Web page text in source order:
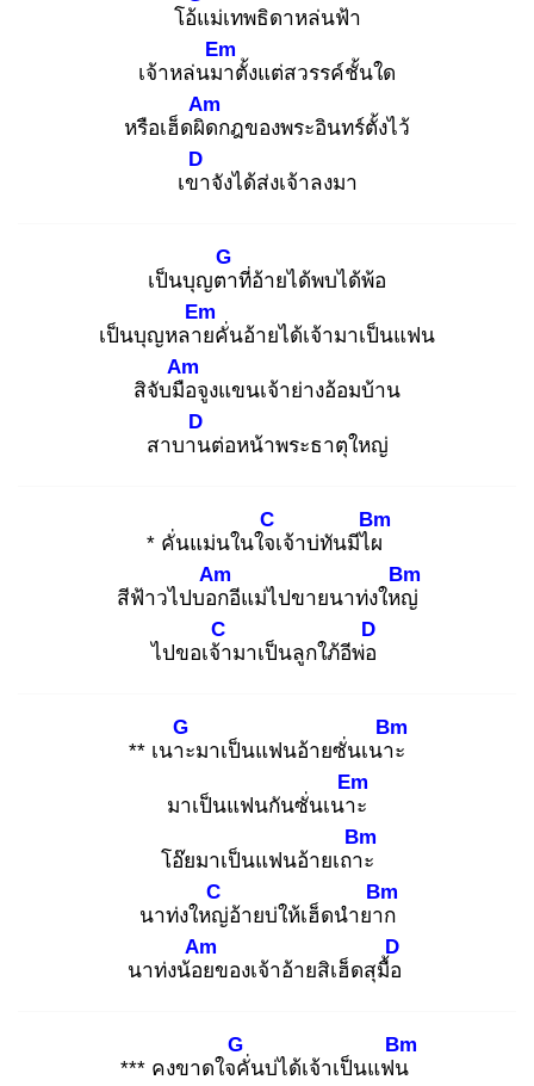
โอ้แม่เทพธิดาหล่นฟ้า
เจ้าหล่นมา
Em
ตั้งแต่สวรรค์ชั้นใด
หรือเฮ็ดผิด
Am
กฎของพระอินทร์ตั้งไว้
เขา
D
จังได้ส่งเจ้าลงมา
เป็นบุญตา
G
ที่อ้ายได้พบได้พ้อ
เป็นบุญหลาย
Em
คั่นอ้ายได้เจ้ามาเป็นแฟน
สิจับมือ
Am
จูงแขนเจ้าย่างอ้อมบ้าน
สาบาน
D
ต่อหน้าพระธาตุใหญ่
* คั่นแม่นในใจเ
C
จ้าบ่ทันมีไผ
Bm
สีฟ้าวไปบอก
Am
อีแม่ไปขายนาท่งใหญ่
Bm
ไปขอเจ้า
C
มาเป็นลูกใภ้อีพ่อ
D
** เนาะ
G
มาเป็นแฟนอ้ายซั่นเนาะ
Bm
มาเป็นแฟนกันซั่นเนาะ
Em
โอ๊ยมาเป็นแฟนอ้ายเถาะ
Bm
นาท่งใหญ่
C
อ้ายบ่ให้เฮ็ดนำยาก
Bm
นาท่งน้อย
Am
ของเจ้าอ้ายสิเฮ็ดสุมื้อ
D
*** คงขาดใจคั่
G
นบ่ได้เจ้าเป็นแฟน
Bm